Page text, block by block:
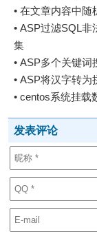
•在文章内容中随
•ASP过滤SQL非
集
•ASP多个关键词
•ASP将汉字转为
•centos系统挂载
发表评论